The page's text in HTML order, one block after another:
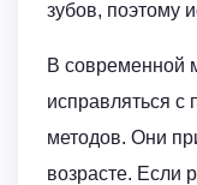
зубов, поэтому
В современной
исправляться
методов. Они
возрасте. Если